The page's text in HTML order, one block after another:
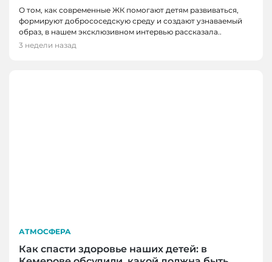
О том, как современные ЖК помогают детям развиваться,
формируют добрососедскую среду и создают узнаваемый
образ, в нашем эксклюзивном интервью рассказала..
3 недели назад
АТМОСФЕРА
Как спасти здоровье наших детей: в